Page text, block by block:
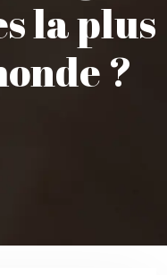
la plus
?